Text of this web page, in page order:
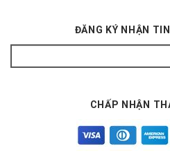
ĐĂNG KÝ NHẬN
CHẤP NHẬN